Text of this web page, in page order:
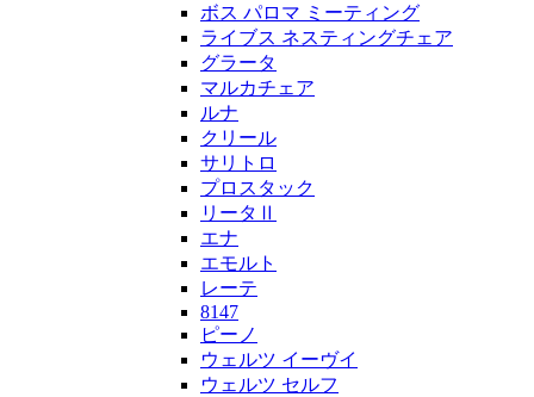
ボス パロマ ミーティング
ライブス ネスティングチェア
グラータ
マルカチェア
ルナ
クリール
サリトロ
プロスタック
リータⅡ
エナ
エモルト
レーテ
8147
ピーノ
ウェルツ イーヴイ
ウェルツ セルフ